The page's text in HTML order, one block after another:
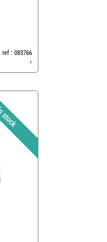
ref : 083766
1